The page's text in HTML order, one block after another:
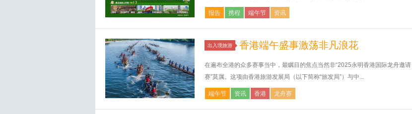
报告 携程 端午节 资讯
出入境旅游 香港端午盛事激荡非凡浪花
在遍布全港的众多赛事当中，最瞩目的焦点当然非“2025永明香港国际龙舟邀请
赛”莫属。这项由香港旅游发展局（以下简称“旅发局”）与中...
端午节 资讯 香港 龙舟赛